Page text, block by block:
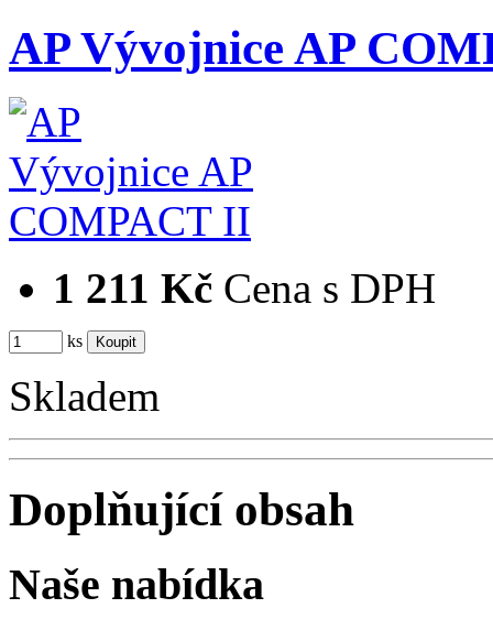
AP Vývojnice AP
1 211 Kč Cena s DPH
ks
Skladem
Doplňující obsah
Naše nabídka